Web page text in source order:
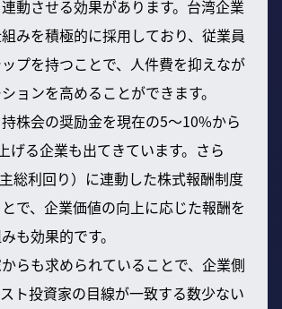
動させる効果があります。台湾企業
みを積極的に採用しており、従業員
プを持つことで、人件費を抑えなが
ョンを高めることができます。
株会の奨励金を現在の5〜10%から
げる企業も出てきています。さら
総利回り）に連動した株式報酬制度
で、企業価値の向上に応じた報酬を
も効果的です。
らも求められていることで、企業側
ト投資家の目線が一致する数少ない